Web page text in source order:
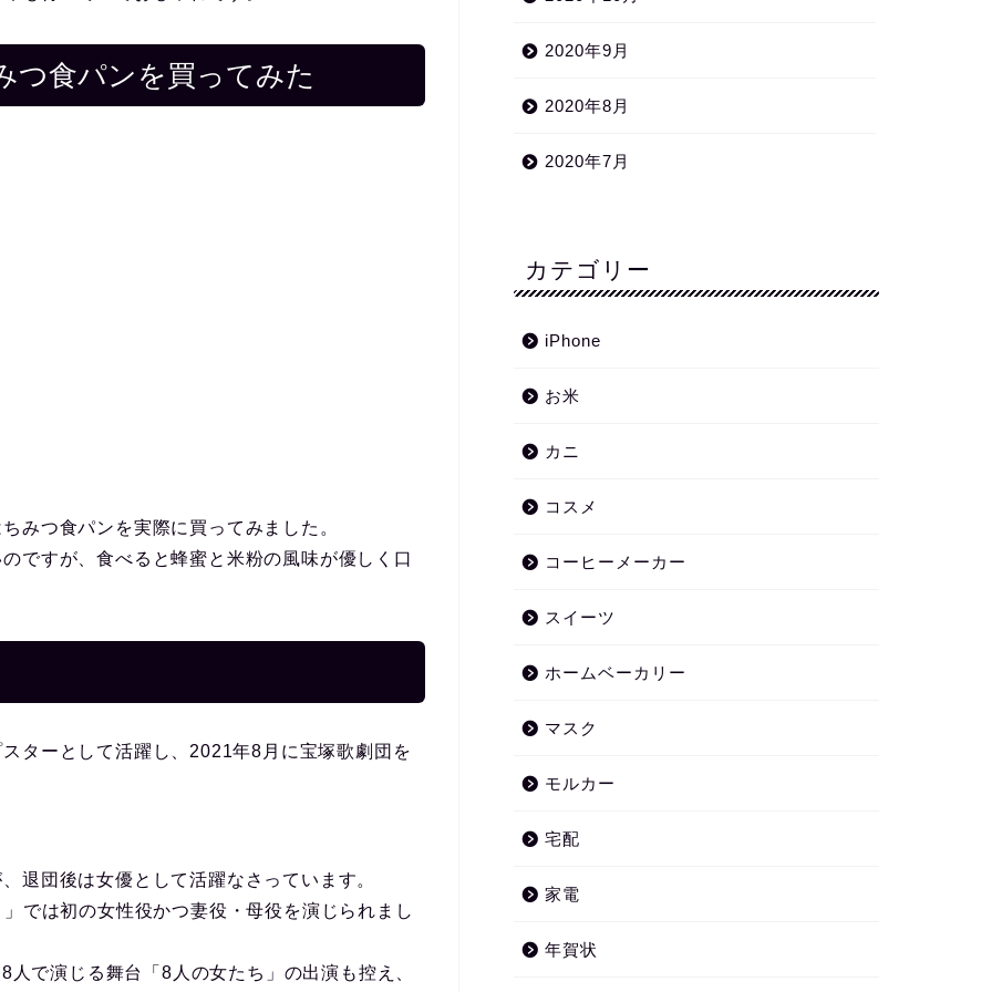
つ食パンを買ってみた
みつ食パンを実際に買ってみました。
ですが、食べると蜂蜜と米粉の風味が優しく口
ターとして活躍し、2021年8月に宝塚歌劇団を
退団後は女優として活躍なさっています。
では初の女性役かつ妻役・母役を演じられまし
で演じる舞台「8人の女たち」の出演も控え、
2020年9月
2020年8月
2020年7月
カテゴリー
iPhone
お米
カニ
コスメ
コーヒーメーカー
スイーツ
ホームベーカリー
マスク
モルカー
宅配
家電
年賀状